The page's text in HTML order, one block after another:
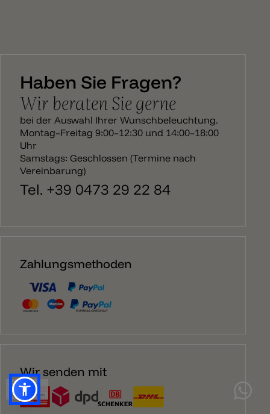
Haben Sie Fragen?
Wir beraten Sie gerne
bei der Auswahl Ihrer Wunschbeleuchtung.
Montag–Freitag 9:00–12:30 und 14:00–18:00
Uhr
Samstags: Geschlossen (Termine nach
Vereinbarung)
Tel. +39 0473 29 22 84
Zahlungsmethoden
Wir senden mit